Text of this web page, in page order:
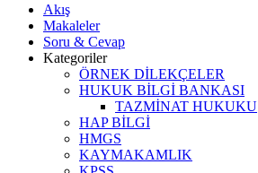
Akış
Makaleler
Soru & Cevap
Kategoriler
ÖRNEK DİLEKÇELER
HUKUK BİLGİ BANKASI
TAZMİNAT HUKUKU
HAP BİLGİ
HMGS
KAYMAKAMLIK